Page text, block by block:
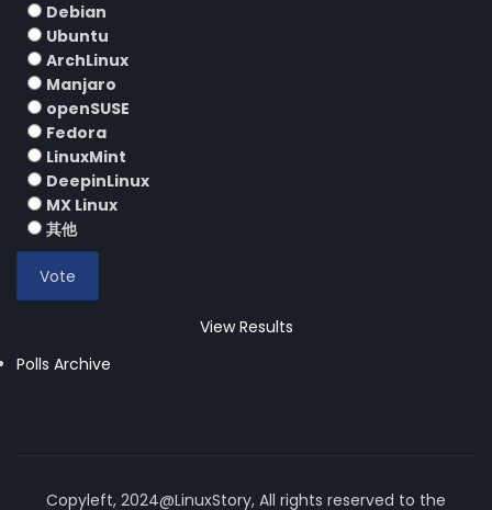
Debian
Ubuntu
ArchLinux
Manjaro
openSUSE
Fedora
LinuxMint
DeepinLinux
MX Linux
其他
View Results
Polls Archive
Copyleft, 2024@LinuxStory, All rights reserved to the